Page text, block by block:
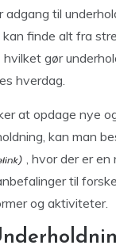
adgang til
finde alt fra
gør
hverdag.
at opdage nye
kan man
, hvor der er
til
og aktiviteter.